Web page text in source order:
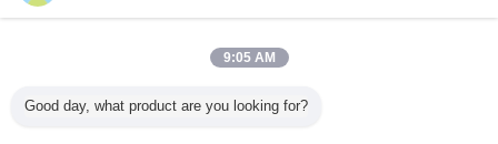
PlusRobinet à tournant sphérique à tourillon
9:05 AM
Good day, what product are you looking for?